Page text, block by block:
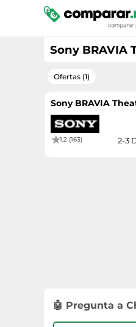
Sony BRAVIA
Ofertas (1)
Sony BRAVIA
1,2 (163) 2-3
🤖 Pregunta a